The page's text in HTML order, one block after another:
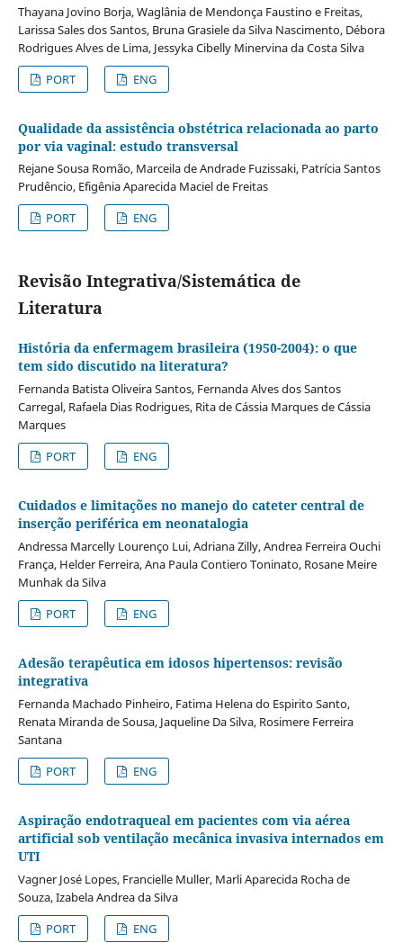
Thayana Jovino Borja, Waglânia de Mendonça Faustino e Freitas,
Larissa Sales dos Santos, Bruna Grasiele da Silva Nascimento, Débora
Rodrigues Alves de Lima, Jessyka Cibelly Minervina da Costa Silva
PORT
ENG
Qualidade da assistência obstétrica relacionada ao parto
por via vaginal: estudo transversal
Rejane Sousa Romão, Marceila de Andrade Fuzissaki, Patrícia Santos
Prudêncio, Efigênia Aparecida Maciel de Freitas
PORT
ENG
Revisão Integrativa/Sistemática de
Literatura
História da enfermagem brasileira (1950-2004): o que
tem sido discutido na literatura?
Fernanda Batista Oliveira Santos, Fernanda Alves dos Santos
Carregal, Rafaela Dias Rodrigues, Rita de Cássia Marques de Cássia
Marques
PORT
ENG
Cuidados e limitações no manejo do cateter central de
inserção periférica em neonatalogia
Andressa Marcelly Lourenço Lui, Adriana Zilly, Andrea Ferreira Ouchi
França, Helder Ferreira, Ana Paula Contiero Toninato, Rosane Meire
Munhak da Silva
PORT
ENG
Adesão terapêutica em idosos hipertensos: revisão
integrativa
Fernanda Machado Pinheiro, Fatima Helena do Espirito Santo,
Renata Miranda de Sousa, Jaqueline Da Silva, Rosimere Ferreira
Santana
PORT
ENG
Aspiração endotraqueal em pacientes com via aérea
artificial sob ventilação mecânica invasiva internados em
UTI
Vagner José Lopes, Francielle Muller, Marli Aparecida Rocha de
Souza, Izabela Andrea da Silva
PORT
ENG